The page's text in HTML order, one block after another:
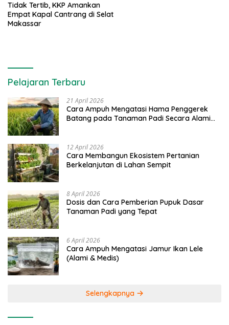
Tidak Tertib, KKP Amankan
Empat Kapal Cantrang di Selat
Makassar
Pelajaran Terbaru
21 April 2026
Cara Ampuh Mengatasi Hama Penggerek
Batang pada Tanaman Padi Secara Alami
12 April 2026
Cara Membangun Ekosistem Pertanian
Berkelanjutan di Lahan Sempit
8 April 2026
Dosis dan Cara Pemberian Pupuk Dasar
Tanaman Padi yang Tepat
6 April 2026
Cara Ampuh Mengatasi Jamur Ikan Lele
(Alami & Medis)
Selengkapnya